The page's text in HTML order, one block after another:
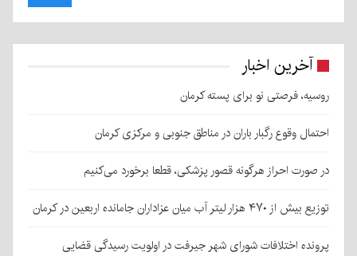
آخرین اخبار
روسیه، فرصتی نو برای پسته کرمان
احتمال وقوع رگبار باران در مناطق جنوبی و مرکزی کرمان
در صورت احراز هرگونه قصور پزشکی، قطعا برخورد می‌کنیم
توزیع بیش از ۴۷۰ هزار لیتر آب میان عزاداران جامانده اربعین در کرمان
پرونده اختلافات شورای شهر جیرفت در اولویت رسیدگی قضایی